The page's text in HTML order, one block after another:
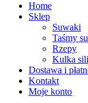
Home
Sklep
Suwaki
Taśmy
Rzepy
Kulka
Dostawa i
Kontakt
Moje konto